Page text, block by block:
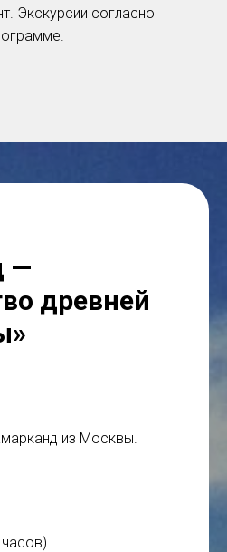
Экскурсии согласно
—
древней
из Москвы.